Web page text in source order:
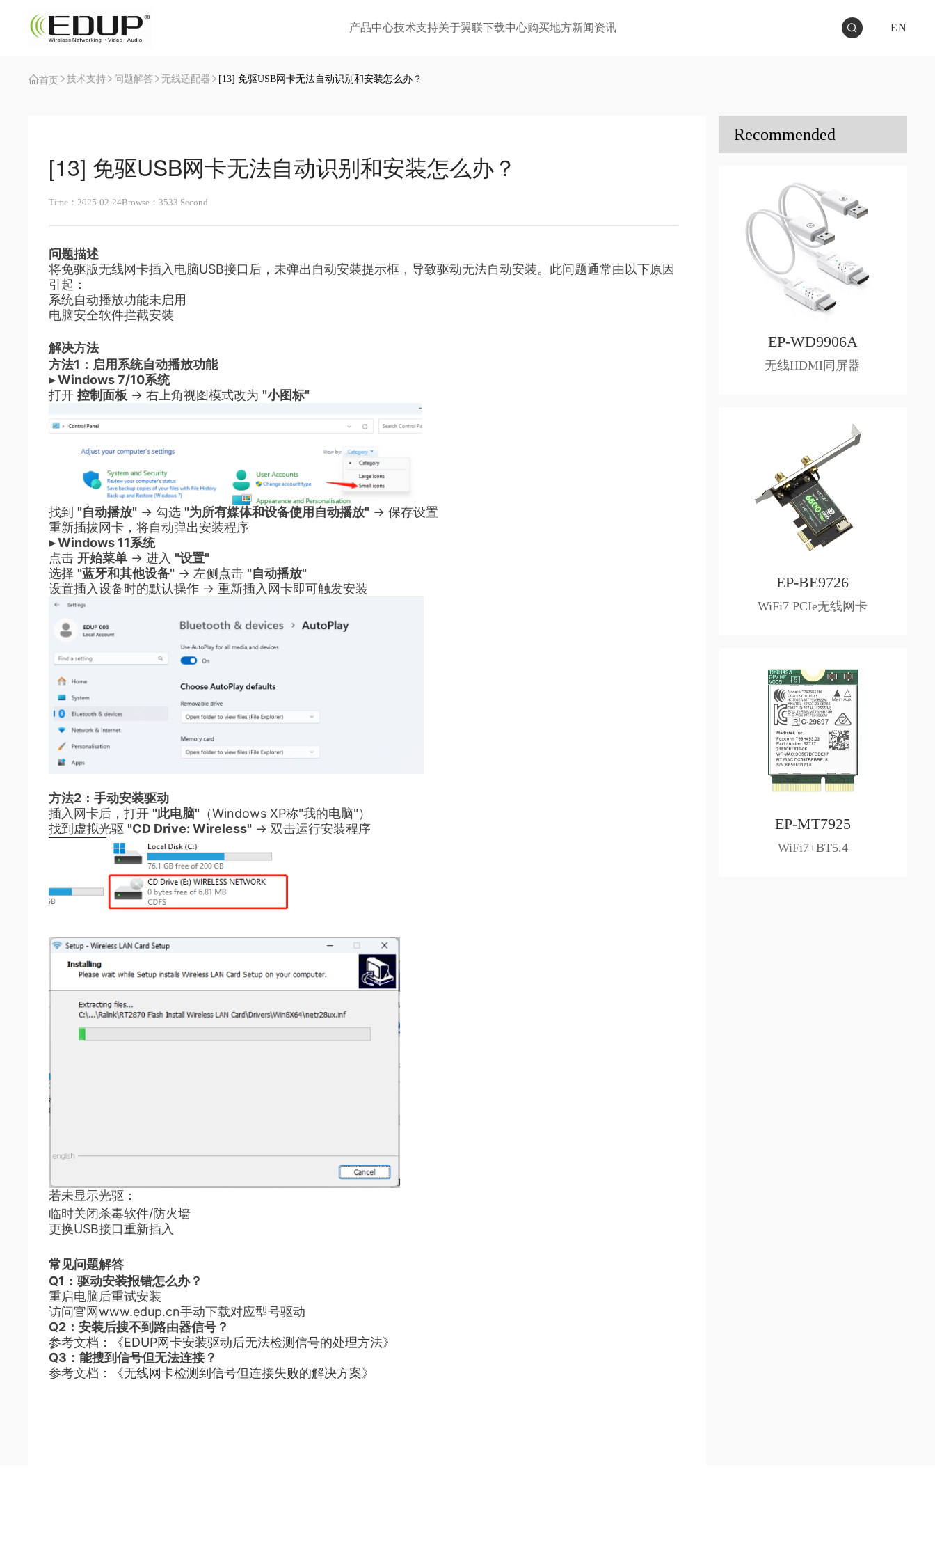
产品中心技术支持关于翼联下载中心购买地方新闻资讯 EN
首页 技术支持 问题解答 无线适配器 [13] 免驱USB网卡无法自动识别和安装怎么办？
[13] 免驱USB网卡无法自动识别和安装怎么办？
Time：2025-02-24Browse：3533 Second
问题描述
将免驱版无线网卡插入电脑USB接口后，未弹出自动安装提示框，导致驱动无法自动安装。此问题通常由以下原因
引起：
系统自动播放功能未启用
电脑安全软件拦截安装
解决方法
方法1：启用系统自动播放功能
▸ Windows 7/10系统
打开控制面板 → 右上角视图模式改为 "小图标"
找到 "自动播放" → 勾选 "为所有媒体和设备使用自动播放" → 保存设置
重新插拔网卡，将自动弹出安装程序
▸ Windows 11系统
点击开始菜单 → 进入 "设置"
选择 "蓝牙和其他设备" → 左侧点击 "自动播放"
设置插入设备时的默认操作 → 重新插入网卡即可触发安装
方法2：手动安装驱动
插入网卡后，打开 "此电脑" （Windows XP称"我的电脑"）
找到虚拟光驱 "CD Drive: Wireless" → 双击运行安装程序
若未显示光驱：
临时关闭杀毒软件/防火墙
更换USB接口重新插入
常见问题解答
Q1：驱动安装报错怎么办？
重启电脑后重试安装
访问官网www.edup.cn手动下载对应型号驱动
Q2：安装后搜不到路由器信号？
参考文档：
《EDUP网卡安装驱动后无法检测信号的处理方法》
Q3：能搜到信号但无法连接？
参考文档：
《无线网卡检测到信号但连接失败的解决方案》
Recommended
EP-WD9906A
无线HDMI同屏器
EP-BE9726
WiFi7 PCIe无线网卡
EP-MT7925
WiFi7+BT5.4